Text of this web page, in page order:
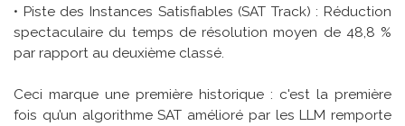
• Piste des Instances Satisfiables (SAT Track) : Réduction
spectaculaire du temps de résolution moyen de 48,8 %
par rapport au deuxième classé.
Ceci marque une première historique : c'est la première
fois qu’un algorithme SAT amélioré par les LLM remporte